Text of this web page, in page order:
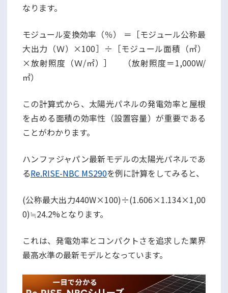
なります。
モジュール変換効率（％） ＝［モジュール公称最
大出力（Ｗ）×100］÷［モジュール面積（㎡）
×放射照度（Ｗ/㎡）］ （放射照度＝1,000W/
㎡）
この計算式から、太陽光パネルの発電効率と屋根
を占める面積の効率性（設置容量）が重要である
ことがわかります。
ハンファジャパン最新モデルの太陽光パネルであ
るRe.RISE-NBC MS290を例に計算をしてみると、
(公称最大出力440W×100)÷(1.606×1.134×1,00
0)≒24.2%となります。
これは、発電効率とコンパクトさを追求した業界
最高水準の最新モデルとなっています。